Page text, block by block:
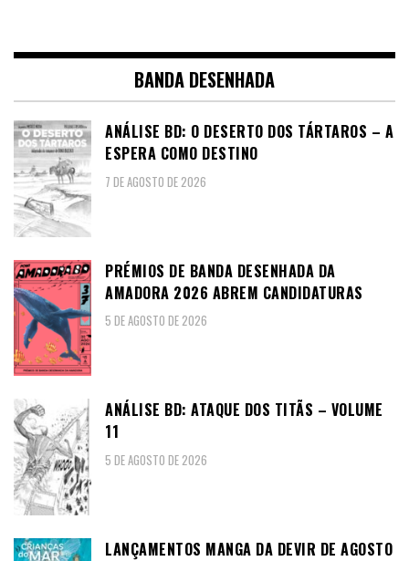
BANDA DESENHADA
ANÁLISE BD: O DESERTO DOS TÁRTAROS – A
ESPERA COMO DESTINO
7 DE AGOSTO DE 2026
PRÉMIOS DE BANDA DESENHADA DA
AMADORA 2026 ABREM CANDIDATURAS
5 DE AGOSTO DE 2026
ANÁLISE BD: ATAQUE DOS TITÃS – VOLUME
11
5 DE AGOSTO DE 2026
LANÇAMENTOS MANGA DA DEVIR DE AGOSTO